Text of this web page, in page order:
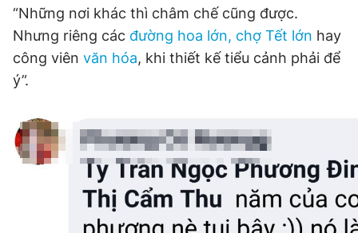
“Những nơi khác thì châm chế cũng được.
Nhưng riêng các đường hoa lớn, chợ Tết lớn hay
công viên văn hóa, khi thiết kế tiểu cảnh phải để
ý”.